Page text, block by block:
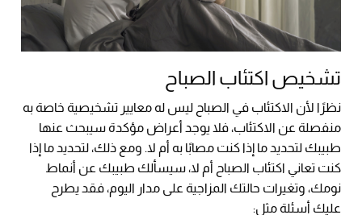
تشخيص اكتئاب الصباح
نظرًا لأن الاكتئاب في الصباح ليس له معايير تشخيصية خاصة به
منفصلة عن الاكتئاب، فلا يوجد أعراض مؤكدة سيبحث عنها
طبيبك لتحديد ما إذا كنت مصابًا به أم لا. ومع ذلك، لتحديد ما إذا
كنت تعاني اكتئاب الصباح أم لا، سيسألك طبيبك عن أنماط
نومك، وتغيرات حالتك المزاجية على مدار اليوم، فقد يطرح
عليك أسئلة مثل: